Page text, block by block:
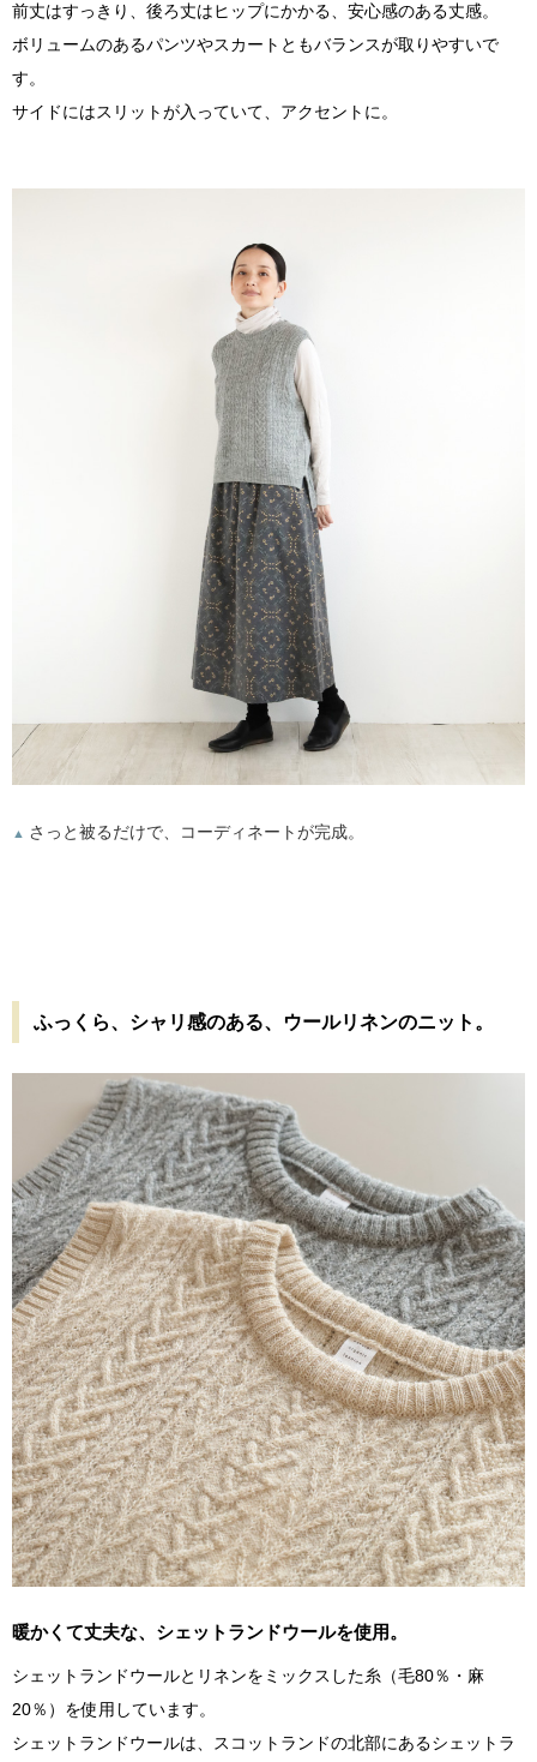
前丈はすっきり、後ろ丈はヒップにかかる、安心感のある丈感。
ボリュームのあるパンツやスカートともバランスが取りやすいで
す。
サイドにはスリットが入っていて、アクセントに。
▲ さっと被るだけで、コーディネートが完成。
ふっくら、シャリ感のある、ウールリネンのニット。
暖かくて丈夫な、シェットランドウールを使用。
シェットランドウールとリネンをミックスした糸（毛80％・麻
20％）を使用しています。
シェットランドウールは、スコットランドの北部にあるシェットラ